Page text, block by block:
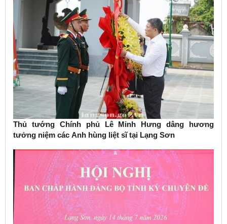
Thủ tướng Chính phủ Lê Minh Hưng dâng hương
tưởng niệm các Anh hùng liệt sĩ tại Lạng Sơn